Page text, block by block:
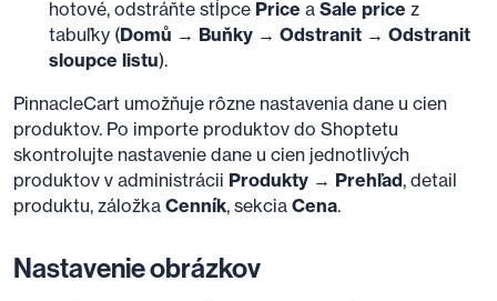
hotové, odstráňte stĺpce Price a Sale price z
tabuľky (Domů → Buňky → Odstranit → Odstranit
sloupce listu).
PinnacleCart umožňuje rôzne nastavenia dane u cien
produktov. Po importe produktov do Shoptetu
skontrolujte nastavenie dane u cien jednotlivých
produktov v administrácii Produkty → Prehľad, detail
produktu, záložka Cenník, sekcia Cena.
Nastavenie obrázkov